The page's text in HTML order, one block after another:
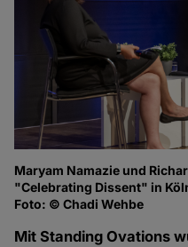
Maryam Namazie und
"Celebrating Dissent" in
Foto: © Chadi Wehbe
Mit Standing Ovations